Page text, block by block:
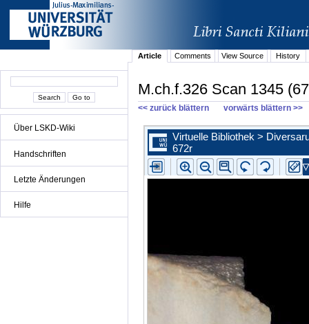
Über LSKD-Wiki
Handschriften
Letzte Änderungen
Hilfe
Article Comments View Source History
M.ch.f.326 Scan 1345
<< zurück blättern vorwärts blättern >>